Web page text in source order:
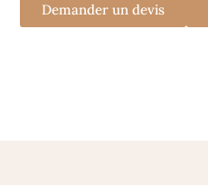
Demander un devis